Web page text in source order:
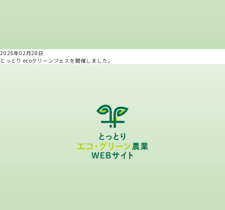
2026年02月28日
とっとり ecoグリーンフェスを開催しました。